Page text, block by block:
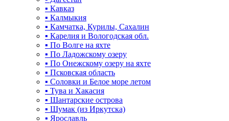
▪ Кавказ
▪ Калмыкия
▪ Камчатка, Курилы, Сахалин
▪ Карелия и Вологодская обл.
▪ По Волге на яхте
▪ По Ладожскому озеру
▪ По Онежскому озеру на яхте
▪ Псковская область
▪ Соловки и Белое море летом
▪ Тува и Хакасия
▪ Шантарские острова
▪ Шумак (из Иркутска)
▪ Ярославль